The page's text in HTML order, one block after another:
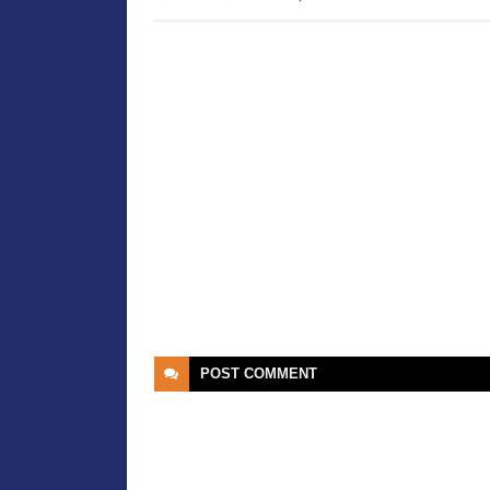
POST COMMENT